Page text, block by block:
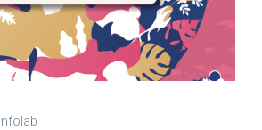
Infolab